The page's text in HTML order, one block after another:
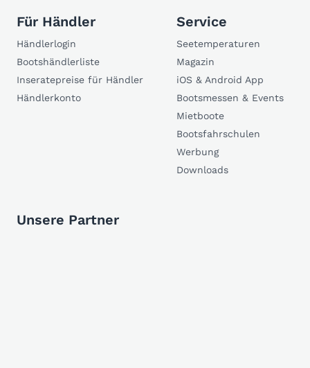
Für Händler
Händlerlogin
Bootshändlerliste
Inseratepreise für Händler
Händlerkonto
Service
Seetemperaturen
Magazin
iOS & Android App
Bootsmessen & Events
Mietboote
Bootsfahrschulen
Werbung
Downloads
Unsere Partner